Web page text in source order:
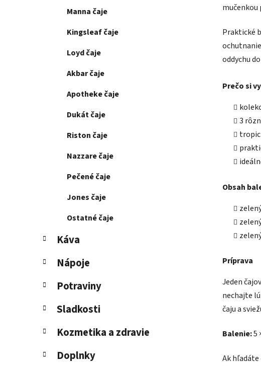
Manna čaje
Kingsleaf čaje
Loyd čaje
Akbar čaje
Apotheke čaje
Dukát čaje
Riston čaje
Nazzare čaje
Pečené čaje
Jones čaje
Ostatné čaje
Káva
Nápoje
Potraviny
Sladkosti
Kozmetika a zdravie
Doplnky
mučenkou
Praktické
oddychu
Prečo si
3
Obsah
Príprava
Jeden
nechajte
čaju a
Balenie:5
Ak hľadáte